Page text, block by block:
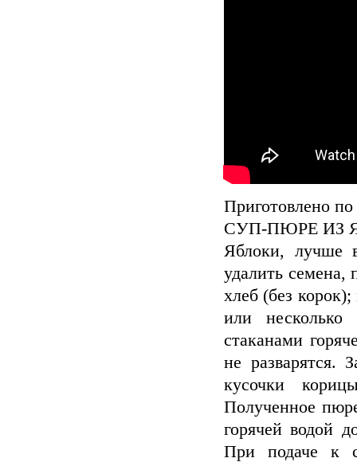
Приготовлено
СУП-ПЮРЕ ИЗ
Яблоки, лучше
удалить семена,
хлеб (без
или
стаканами
не разварятся.
кусочки
Полученное
горячей водой
При подаче к